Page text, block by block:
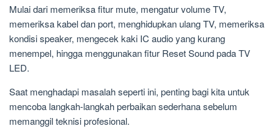
Mulai dari memeriksa fitur mute, mengatur volume TV,
memeriksa kabel dan port, menghidupkan ulang TV, memeriksa
kondisi speaker, mengecek kaki IC audio yang kurang
menempel, hingga menggunakan fitur Reset Sound pada TV
LED.
Saat menghadapi masalah seperti ini, penting bagi kita untuk
mencoba langkah-langkah perbaikan sederhana sebelum
memanggil teknisi profesional.